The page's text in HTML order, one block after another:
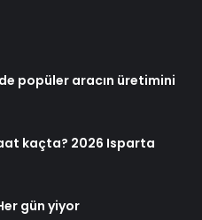
popüler aracın üretimini
kaçta? 2026 Isparta
gün yiyor